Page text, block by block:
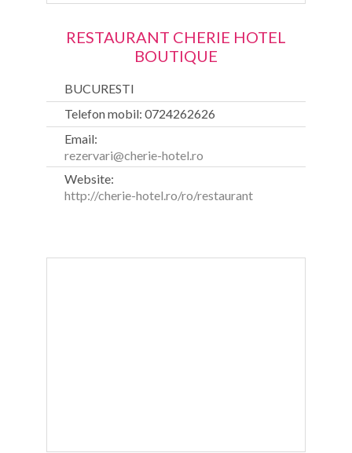
RESTAURANT CHERIE HOTEL
BOUTIQUE
BUCURESTI
Telefon mobil: 0724262626
Email:
rezervari@cherie-hotel.ro
Website:
http://cherie-hotel.ro/ro/restaurant